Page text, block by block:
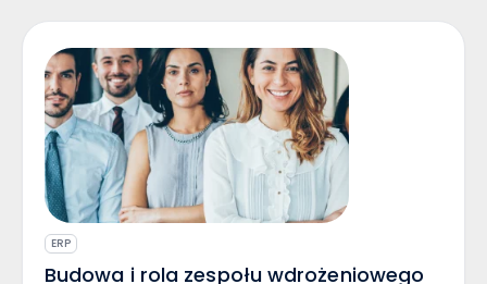
ERP
Budowa i rola zespołu wdrożeniowego